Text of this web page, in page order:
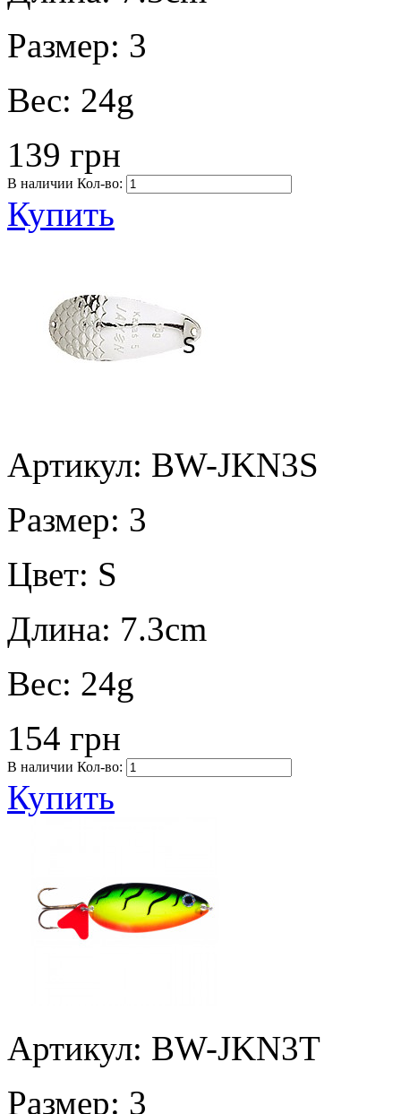
Размер: 3
Вес: 24g
139 грн
В наличии Кол-во:
Купить
Артикул: BW-JKN3S
Размер: 3
Цвет: S
Длина: 7.3cm
Вес: 24g
154 грн
В наличии Кол-во:
Купить
Артикул: BW-JKN3T
Размер: 3